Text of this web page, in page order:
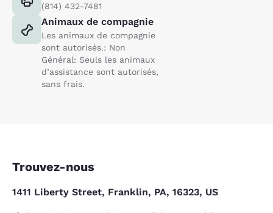
(814) 432-7481
Animaux de compagnie
Les animaux de compagnie
sont autorisés.: Non
Général: Seuls les animaux
d’assistance sont autorisés,
sans frais.
Trouvez-nous
1411 Liberty Street, Franklin, PA, 16323, US